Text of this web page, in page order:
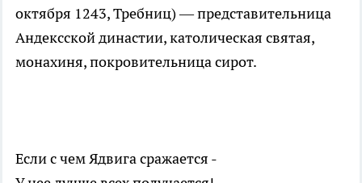
октября 1243, Требниц) — представительница
Андексской династии, католическая святая,
монахиня, покровительница сирот.
Если с чем Ядвига сражается -